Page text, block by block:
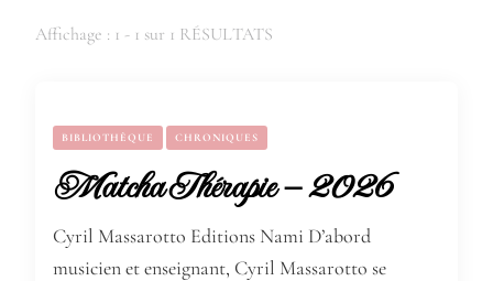
Affichage : 1 - 1 sur 1 RÉSULTATS
BIBLIOTHÈQUE CHRONIQUES
Matcha Thérapie – 2026
Cyril Massarotto Editions Nami D’abord
musicien et enseignant, Cyril Massarotto se